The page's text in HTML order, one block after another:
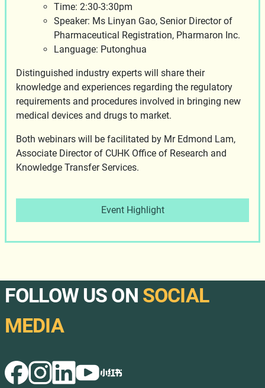
Time: 2:30-3:30pm
Speaker: Ms Linyan Gao, Senior Director of
Pharmaceutical Registration, Pharmaron Inc.
Language: Putonghua
Distinguished industry experts will share their
knowledge and experiences regarding the regulatory
requirements and procedures involved in bringing new
medical devices and drugs to market.
Both webinars will be facilitated by Mr Edmond Lam,
Associate Director of CUHK Office of Research and
Knowledge Transfer Services.
Event Highlight
FOLLOW US ON SOCIAL
MEDIA